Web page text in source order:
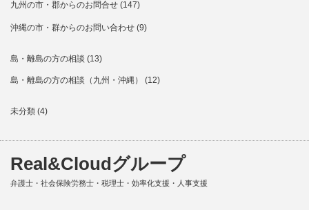
九州の市・郡からのお問合せ (147)
沖縄の市・群からのお問い合わせ (9)
島・離島の方の相談 (13)
島・離島の方の相談（九州・沖縄） (12)
未分類 (4)
Real&Cloudグループ
弁護士・社会保険労務士・税理士・効率化支援・人事支援